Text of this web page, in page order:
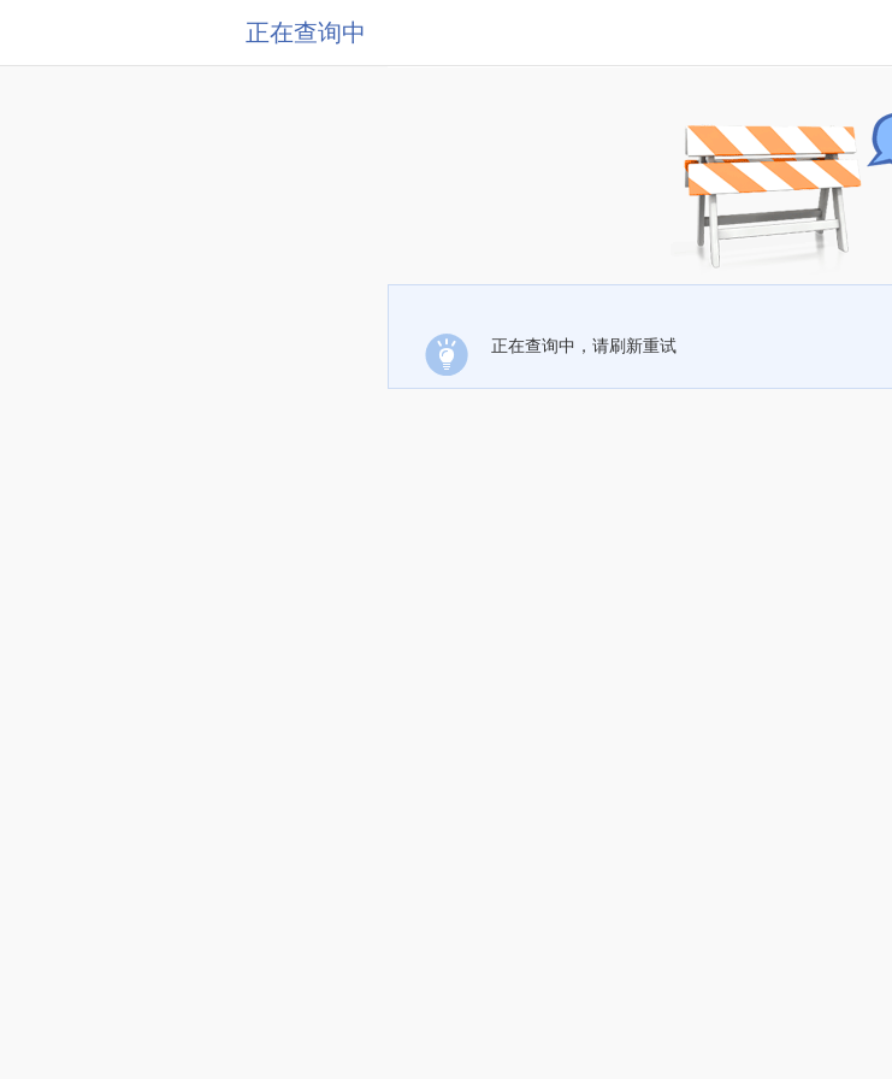
正在查询中
正在查询中，请刷新重试